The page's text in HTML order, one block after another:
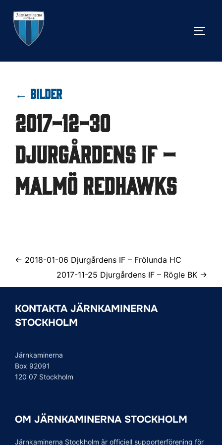
innehåll
← BILDER
2017-12-30
Djurgårdens IF –
Malmö Redhawks
← 2018-01-06 Djurgårdens IF – Frölunda HC
2017-11-25 Djurgårdens IF – Rögle BK →
KONTAKTA JÄRNKAMINERNA
STOCKHOLM
Järnkaminerna
Box 92091
120 07 Stockholm
OM JÄRNKAMINERNA STOCKHOLM
Järnkaminerna Stockholm är officiell supporterförening för